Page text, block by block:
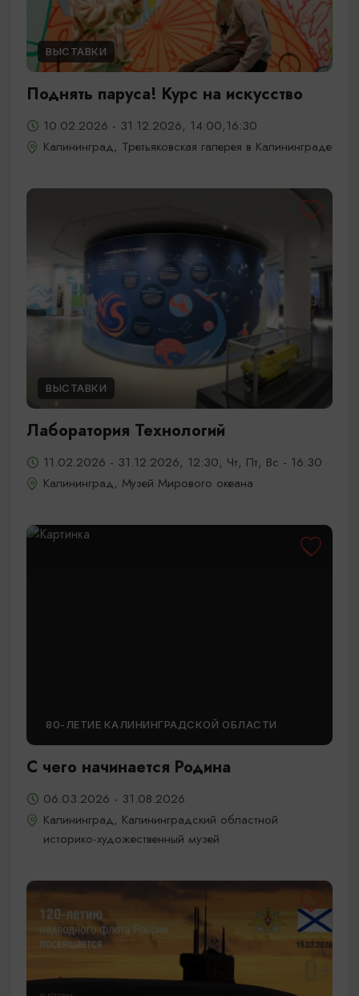
ВЫСТАВКИ
Поднять паруса! Курс на искусство
10.02.2026 - 31.12.2026, 14:00,16:30
Калининград, Третьяковская галерея в Калининграде
ВЫСТАВКИ
Лаборатория Технологий
11.02.2026 - 31.12.2026, 12:30, Чт, Пт, Вс - 16:30
Калининград, Музей Мирового океана
80-ЛЕТИЕ КАЛИНИНГРАДСКОЙ ОБЛАСТИ
С чего начинается Родина
06.03.2026 - 31.08.2026
Калининград, Калининградский областной
историко-художественный музей